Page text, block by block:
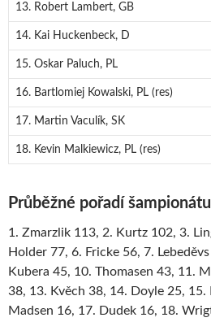
13. Robert Lambert, GB
14. Kai Huckenbeck, D
15. Oskar Paluch, PL
16. Bartlomiej Kowalski, PL (res)
17. Martin Vaculík, SK
18. Kevin Malkiewicz, PL (res)
Průběžné pořadí
1. Zmarzlik 113, 2. Kurtz 102, 3.
Holder 77, 6. Fricke 56, 7.
Kubera 45, 10. Thomasen 43, 11.
38, 13. Kvěch 38, 14. Doyle 25, 15.
Madsen 16, 17. Dudek 16, 18.